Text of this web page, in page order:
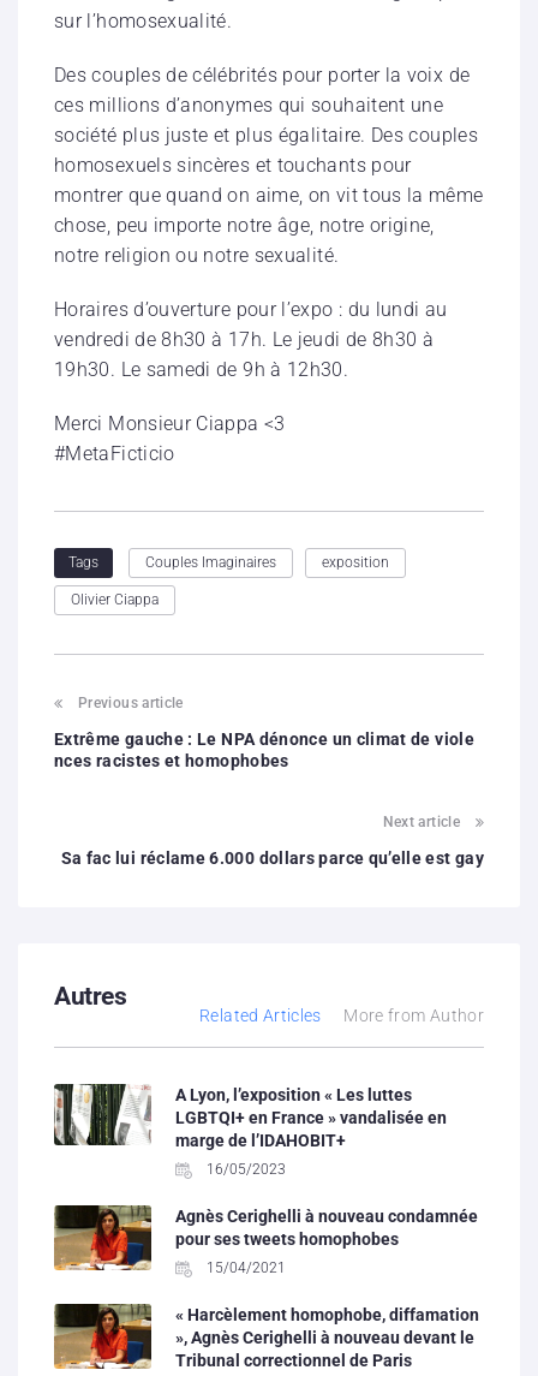
sur l’homosexualité.
Des couples de célébrités pour porter la voix de
ces millions d’anonymes qui souhaitent une
société plus juste et plus égalitaire. Des couples
homosexuels sincères et touchants pour
montrer que quand on aime, on vit tous la même
chose, peu importe notre âge, notre origine,
notre religion ou notre sexualité.
Horaires d’ouverture pour l’expo : du lundi au
vendredi de 8h30 à 17h. Le jeudi de 8h30 à
19h30. Le samedi de 9h à 12h30.
Merci Monsieur Ciappa <3
#MetaFicticio
Tags Couples Imaginaires exposition
Olivier Ciappa
Previous article
Extrême gauche : Le NPA dénonce un climat de viole
nces racistes et homophobes
Next article
Sa fac lui réclame 6.000 dollars parce qu’elle est gay
Autres
Related Articles More from Author
A Lyon, l’exposition « Les luttes
LGBTQI+ en France » vandalisée en
marge de l’IDAHOBIT+
16/05/2023
Agnès Cerighelli à nouveau condamnée
pour ses tweets homophobes
15/04/2021
« Harcèlement homophobe, diffamation
», Agnès Cerighelli à nouveau devant le
Tribunal correctionnel de Paris